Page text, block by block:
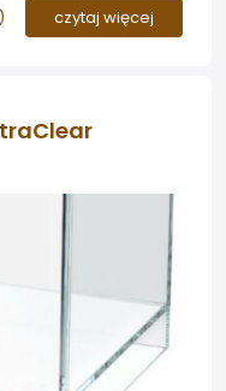
na liściach.
się spodniej części
) czytaj więcej